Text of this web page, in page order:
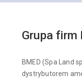
Grupa firm
BMED (Spa Land
dystrybutorem